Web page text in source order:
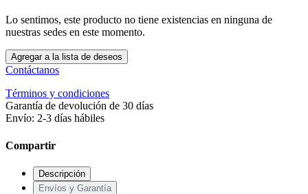
Lo sentimos, este producto no tiene existencias en ninguna de
nuestras sedes en este momento.
Agregar a la lista de deseos
Contáctanos
Términos y condiciones
Garantía de devolución de 30 días
Envío: 2-3 días hábiles
Compartir
Descripción
Envíos y Garantía